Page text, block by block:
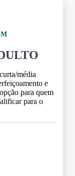
média
e
para quem
para o